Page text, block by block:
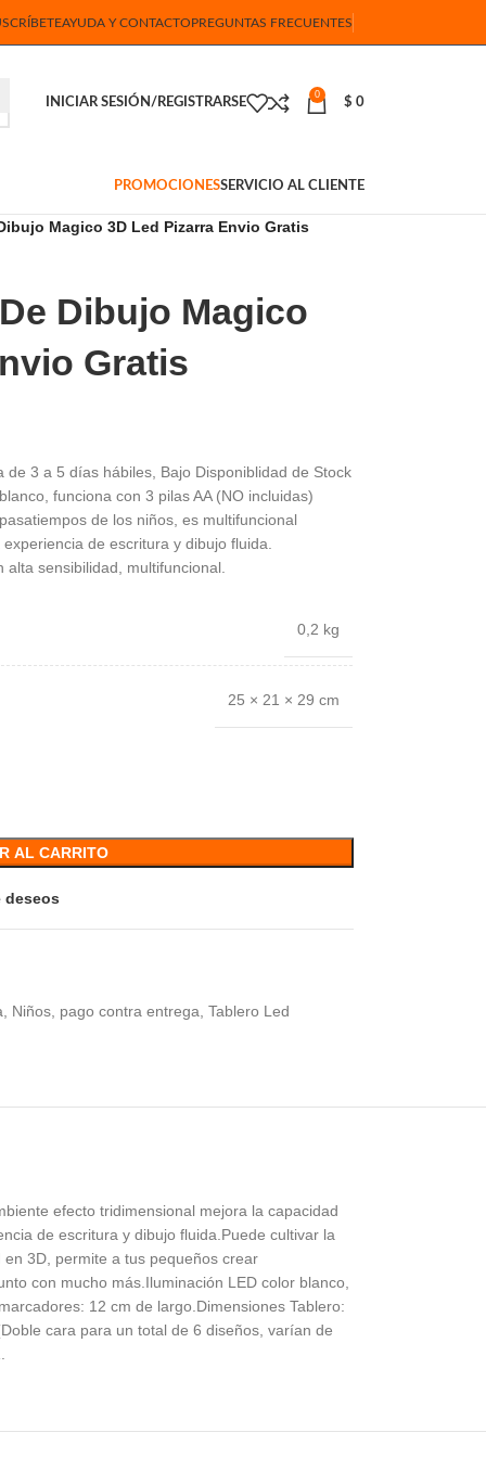
AYUDA Y CONTACTOPREGUNTAS FRECUENTES
INICIAR SESIÓN/REGISTRARSE
0
$ 0
PROMOCIONESSERVICIO AL CLIENTE
Magico 3D Led Pizarra Envio Gratis
Dibujo Magico
Gratis
3 a 5 días hábiles, Bajo Disponiblidad de Stock
funciona con 3 pilas AA (NO incluidas)
de los niños, es multifuncional
de escritura y dibujo fluida.
sensibilidad, multifuncional.
0,2 kg
25 × 21 × 29 cm
AL CARRITO
deseos
Niños, pago contra entrega Tablero Led
efecto tridimensional mejora la capacidad
de escritura y dibujo fluida.Puede cultivar la
3D, permite a tus pequeños crear
con mucho más.Iluminación LED color blanco,
12 cm de largo.Dimensiones Tablero:
cara para un total de 6 diseños, varían de